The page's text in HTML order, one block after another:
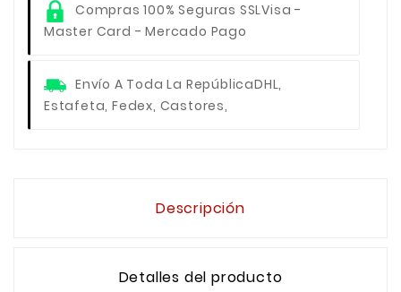
Compras 100% Seguras SSLVisa -
Master Card - Mercado Pago
Envío A Toda La RepúblicaDHL,
Estafeta, Fedex, Castores,
Descripción
Detalles del producto